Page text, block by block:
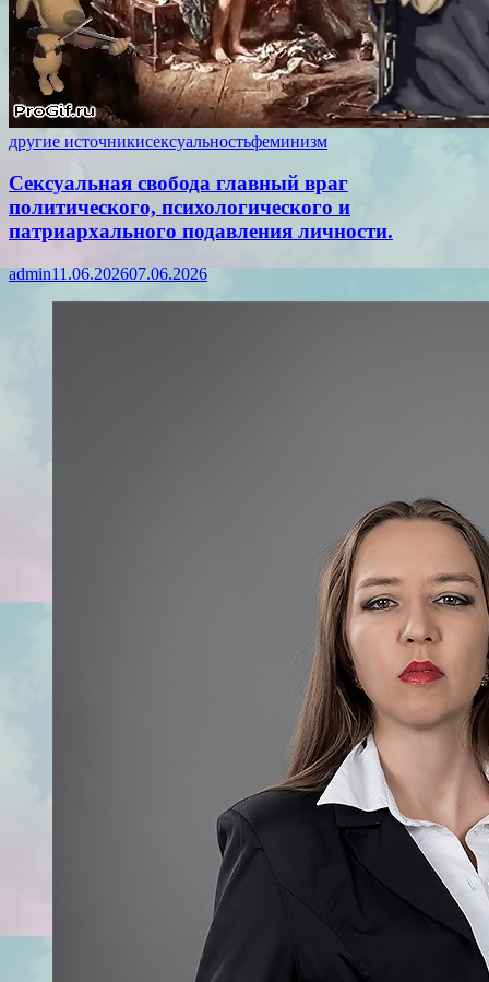
другие источникисексуальностьфеминизм
Сексуальная свобода главный враг
политического, психологического и
патриархального подавления личности.
admin11.06.202607.06.2026